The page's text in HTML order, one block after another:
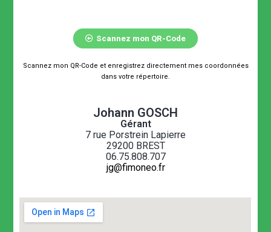
Scannez mon QR-Code
Scannez mon QR-Code et enregistrez directement mes coordonnées
dans votre répertoire.
Johann GOSCH
Gérant
7 rue Porstrein Lapierre
29200 BREST
06.75.808.707
jg@fimoneo.fr